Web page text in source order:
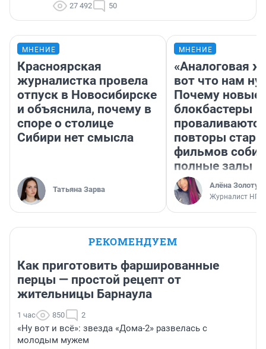
27 492 50
МНЕНИЕ
Красноярская
журналистка провела
отпуск в Новосибирске
и объяснила, почему в
споре о столице
Сибири нет смысла
Татьяна Зарва
МНЕНИЕ
«Аналоговая
вот что нам
Почему новые
блокбастеры
повторы
фильмов
полные залы
Алёна
Журналист НГС
РЕКОМЕНДУЕМ
Как приготовить фаршированные
перцы — простой рецепт от
жительницы Барнаула
1 час 850 2
«Ну вот и всё»: звезда «Дома-2» развелась с
молодым мужем